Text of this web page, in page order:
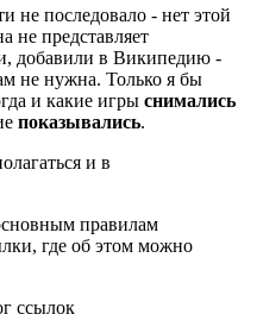
не последовало - нет этой
не представляет
добавили в Википедию -
не нужна. Только я бы
и какие игры снимались
показывались.
и в
правилам
где об этом можно
ссылок